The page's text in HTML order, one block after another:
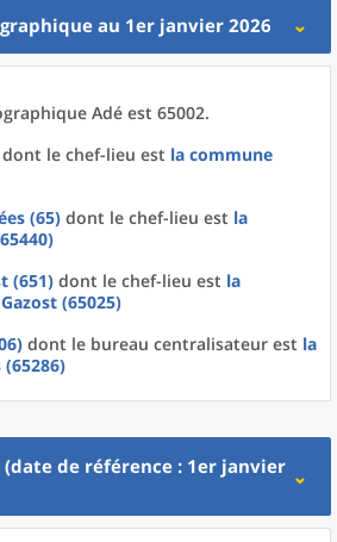
au 1er janvier 2026
Adé est 65002.
dont le chef-lieu est la commune
(65) dont le chef-lieu est la
(651) dont le chef-lieu est la
(65025)
dont le bureau centralisateur est la
(date de référence : 1er janvier